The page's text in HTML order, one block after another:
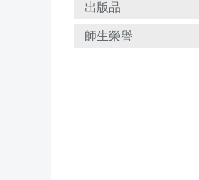
出版品
師生榮譽